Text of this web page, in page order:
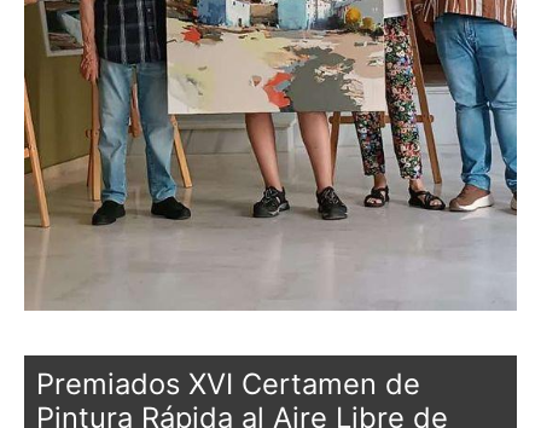
Premiados XVI Certamen de
Pintura Rápida al Aire Libre de